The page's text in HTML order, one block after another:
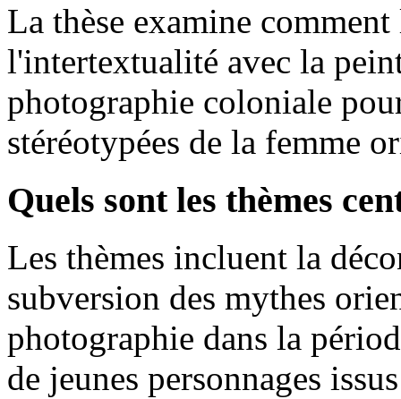
La thèse examine
l'intertextualité avec la
photographie coloniale
stéréotypées de la femme
Quels sont les thèmes
Les thèmes incluent la
subversion des mythes
photographie dans la
de jeunes personnages